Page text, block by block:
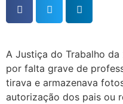
A Justiça do Trabalho da
por falta grave de
tirava e armazenava
autorização dos pais ou